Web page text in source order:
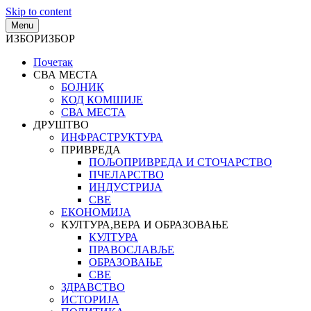
Skip to content
Menu
ИЗБОРИЗБОР
Почетак
СВА МЕСТА
БОЈНИК
КОД КОМШИЈЕ
СВА МЕСТА
ДРУШТВО
ИНФРАСТРУКТУРА
ПРИВРЕДА
ПОЉОПРИВРЕДА И СТОЧАРСТВО
ПЧЕЛАРСТВО
ИНДУСТРИЈА
СВЕ
ЕКОНОМИЈА
КУЛТУРА,ВЕРА И ОБРАЗОВАЊЕ
КУЛТУРА
ПРАВОСЛАВЉЕ
ОБРАЗОВАЊЕ
СВЕ
ЗДРАВСТВО
ИСТОРИЈА